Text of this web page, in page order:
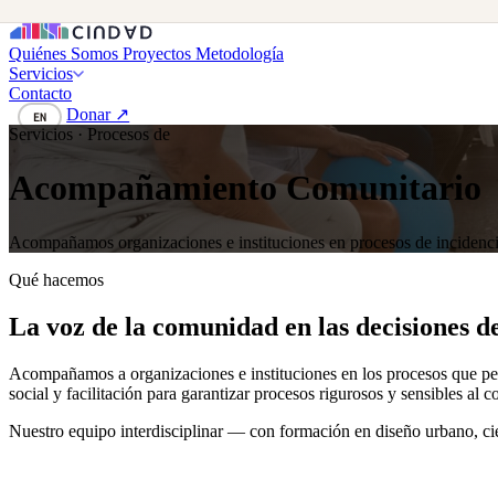
Quiénes Somos Proyectos Metodología
Servicios
Contacto
EN
Donar ↗
Servicios · Procesos de
Acompañamiento Comunitario
Acompañamos organizaciones e instituciones en procesos de
Qué hacemos
La voz de la comunidad en las decisiones
Acompañamos a organizaciones e instituciones en los procesos que
social y facilitación para garantizar procesos rigurosos y sensibles al
Nuestro equipo interdisciplinar — con formación en diseño urbano,